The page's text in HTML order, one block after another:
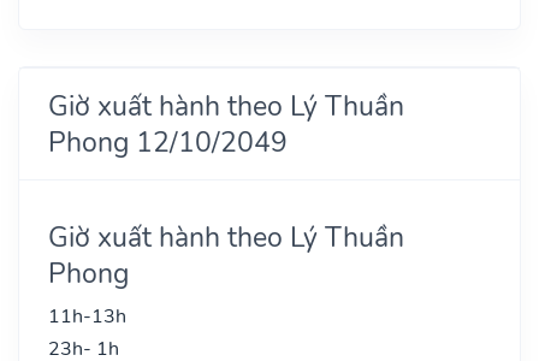
Giờ xuất hành theo Lý Thuần
Phong 12/10/2049
Giờ xuất hành theo Lý Thuần
Phong
11h-13h
23h- 1h